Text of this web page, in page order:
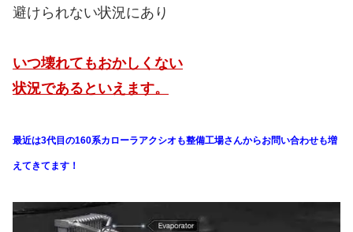
避けられない状況にあり
いつ壊れてもおかしくない
状況であるといえます。
最近は3代目の160系カローラアクシオも整備工場さんからお問い合わせも増
えてきてます！